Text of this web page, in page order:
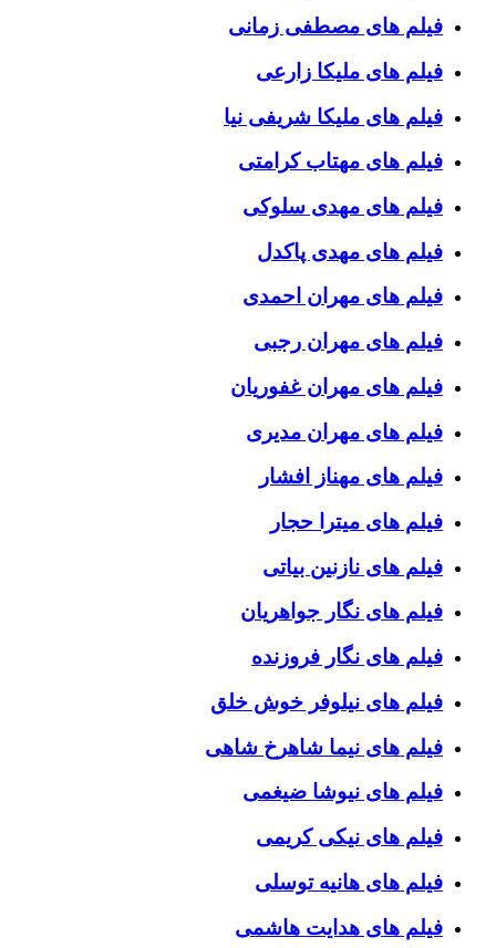
فیلم های مصطفی زمانی
فیلم های ملیکا زارعی
فیلم های ملیکا شریفی نیا
فیلم های مهتاب کرامتی
فیلم های مهدی سلوکی
فیلم های مهدی پاکدل
فیلم های مهران احمدی
فیلم های مهران رجبی
فیلم های مهران غفوریان
فیلم های مهران مدیری
فیلم های مهناز افشار
فیلم های میترا حجار
فیلم های نازنین بیاتی
فیلم های نگار جواهریان
فیلم های نگار فروزنده
فیلم های نیلوفر خوش خلق
فیلم های نیما شاهرخ شاهی
فیلم های نیوشا ضیغمی
فیلم های نیکی کریمی
فیلم های هانیه توسلی
فیلم های هدایت هاشمی